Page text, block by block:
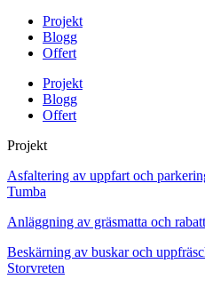
Projekt
Blogg
Offert
Projekt
Blogg
Offert
Projekt
Asfaltering av uppfart och
Tumba
Anläggning av gräsmatta och
Beskärning av buskar och
Storvreten